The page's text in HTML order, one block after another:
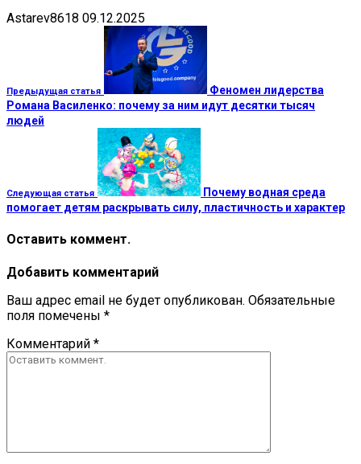
Astarev8618 09.12.2025
Предыдущая статья
Феномен лидерства
Романа Василенко: почему за ним идут десятки тысяч
людей
Следующая статья
Почему водная среда
помогает детям раскрывать силу, пластичность и характер
Оставить коммент.
Добавить комментарий
Ваш адрес email не будет опубликован. Обязательные
поля помечены *
Комментарий *